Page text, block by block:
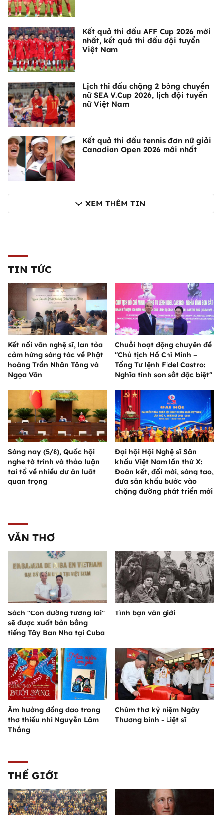
Kết quả thi đấu AFF Cup 2026 mới
nhất, kết quả thi đấu đội tuyển
Việt Nam
Lịch thi đấu chặng 2 bóng chuyền
nữ SEA V.Cup 2026, lịch đội tuyển
nữ Việt Nam
Kết quả thi đấu tennis đơn nữ giải
Canadian Open 2026 mới nhất
XEM THÊM TIN
TIN TỨC
Kết nối văn nghệ sĩ, lan tỏa
cảm hứng sáng tác về Phật
hoàng Trần Nhân Tông và
Ngọa Vân
Chuỗi hoạt động chuyên đề
"Chủ tịch Hồ Chí Minh –
Tổng Tư lệnh Fidel Castro:
Nghĩa tình son sắt đặc biệt"
Sáng nay (5/8), Quốc hội
nghe tờ trình và thảo luận
tại tổ về nhiều dự án luật
quan trọng
Đại hội Hội Nghệ sĩ Sân
khấu Việt Nam lần thứ X:
Đoàn kết, đổi mới, sáng tạo,
đưa sân khấu bước vào
chặng đường phát triển mới
VĂN THƠ
Sách "Con đường tương lai"
sẽ được xuất bản bằng
tiếng Tây Ban Nha tại Cuba
Tình bạn văn giới
Âm hưởng đồng dao trong
thơ thiếu nhi Nguyễn Lãm
Thắng
Chùm thơ kỷ niệm Ngày
Thương binh - Liệt sĩ
THẾ GIỚI